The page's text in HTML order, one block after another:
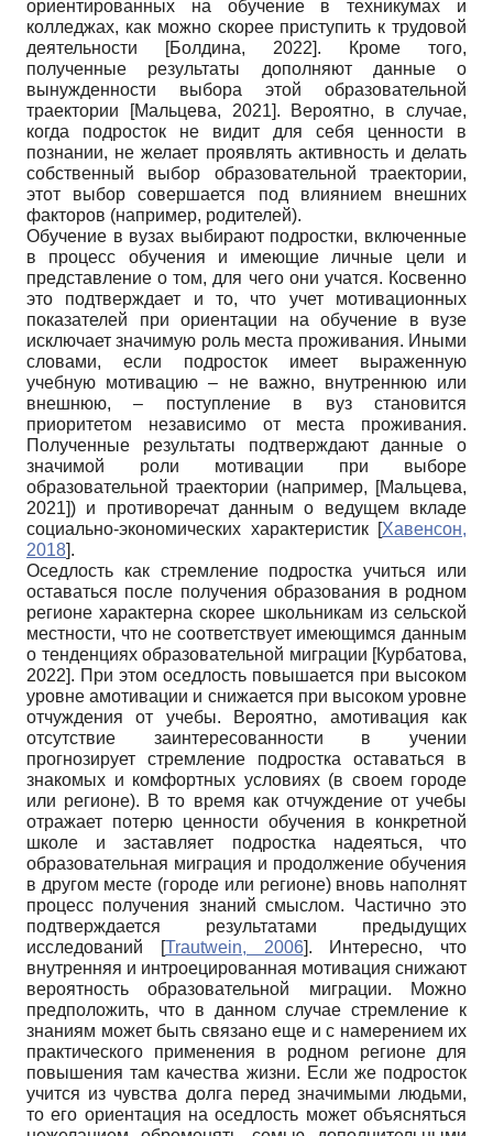
ориентированных на обучение в техникумах и
колледжах, как можно скорее приступить к трудовой
деятельности
[Болдина, 2022]. Кроме того,
полученные результаты дополняют данные о
вынужденности выбора этой образовательной
траектории
[Мальцева, 2021]. Вероятно, в случае,
когда подросток не видит для себя ценности в
познании, не желает проявлять активность и делать
собственный выбор образовательной траектории,
этот выбор совершается под влиянием внешних
факторов (например, родителей).
Обучение в вузах выбирают подростки, включенные
в процесс обучения и имеющие личные цели и
представление о том, для чего они учатся. Косвенно
это подтверждает и то, что учет мотивационных
показателей при ориентации на обучение в вузе
исключает значимую роль места проживания. Иными
словами, если подросток имеет выраженную
учебную мотивацию – не важно, внутреннюю или
внешнюю, – поступление в вуз становится
приоритетом независимо от места проживания.
Полученные результаты подтверждают данные о
значимой роли мотивации при выборе
образовательной траектории (например, [Мальцева,
2021]) и противоречат данным о ведущем вкладе
социально-экономических характеристик [Хавенсон,
2018].
Оседлость как стремление подростка учиться или
оставаться после получения образования в родном
регионе характерна скорее школьникам из сельской
местности, что не соответствует имеющимся данным
о тенденциях образовательной миграции [Курбатова,
2022]. При этом оседлость повышается при высоком
уровне амотивации и снижается при высоком уровне
отчуждения от учебы. Вероятно, амотивация как
отсутствие заинтересованности в учении
прогнозирует стремление подростка оставаться в
знакомых и комфортных условиях (в своем городе
или регионе). В то время как отчуждение от учебы
отражает потерю ценности обучения в конкретной
школе и заставляет подростка надеяться, что
образовательная миграция и продолжение обучения
в другом месте (городе или регионе) вновь наполнят
процесс получения знаний смыслом. Частично это
подтверждается результатами предыдущих
исследований
[Trautwein, 2006]. Интересно, что
внутренняя и интроецированная мотивация снижают
вероятность образовательной миграции. Можно
предположить, что в данном случае стремление к
знаниям может быть связано еще и с намерением их
практического применения в родном регионе для
повышения там качества жизни. Если же подросток
учится из чувства долга перед значимыми людьми,
то его ориентация на оседлость может объясняться